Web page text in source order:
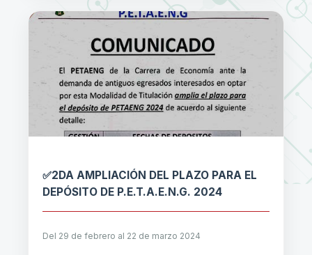
✅2DA AMPLIACIÓN DEL PLAZO PARA EL
DEPÓSITO DE P.E.T.A.E.N.G. 2024
Del 29 de febrero al 22 de marzo 2024